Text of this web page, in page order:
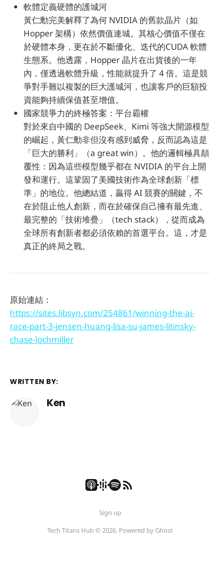
軟體定義硬體的護城河
黃仁勳完美解釋了為何 NVIDIA 的舊款晶片（如
Hopper 架構）依然價值連城。其核心價值不僅在
於硬體本身，更在於不斷優化、迭代的CUDA 軟體
生態系。他透露，Hopper 晶片在出貨後的一年
內，僅透過軟體升級，性能就提升了 4 倍。這是競
爭對手難以複製的巨大護城河，也讓客戶的巨額投
資能夠持續保值甚至增值。
國家競爭力的終極答案：平台霸權
對於來自中國的 DeepSeek、Kimi 等強大開源模型
的崛起，黃仁勳非但沒有感到威脅，反而認為這是
「巨大的勝利」（a great win）。他的邏輯極具顛
覆性：因為這些模型幾乎都在 NVIDIA 的平台上開
發和運行。這鞏固了美國技術作為全球創新「標
準」的地位。他總結道，贏得 AI 競賽的關鍵，不
在於阻止他人創新，而在於確保自己擁有最先進、
最完整的「技術堆疊」（tech stack），從而成為
全球所有創新者都必須依賴的首選平台。這，才是
真正的終局之戰。
原始連結：
https://sites.libsyn.com/254861/winning-the-ai-
race-part-3-jensen-huang-lisa-su-james-litinsky-
chase-lochmiller
WRITTEN BY:
Ken
Sign up
Tech Titans Hub © 2026. Powered by Ghost